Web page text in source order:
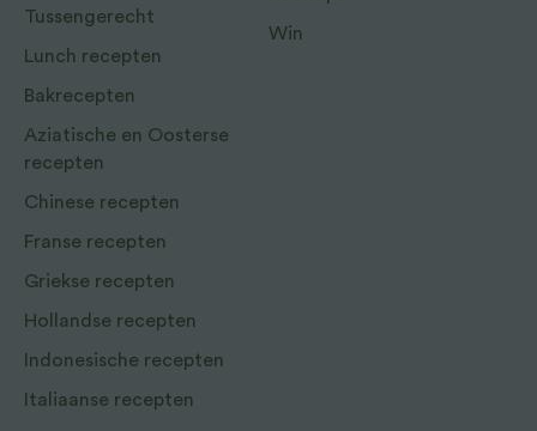
Tussengerecht
Lunch recepten
Bakrecepten
Aziatische en Oosterse
recepten
Chinese recepten
Franse recepten
Griekse recepten
Hollandse recepten
Indonesische recepten
Italiaanse recepten
Win